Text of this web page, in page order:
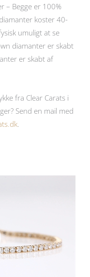
– Begge er 100%
koster 40-
umuligt at se
diamanter er skabt
er skabt af
fra Clear Carats i
Send en mail med
.